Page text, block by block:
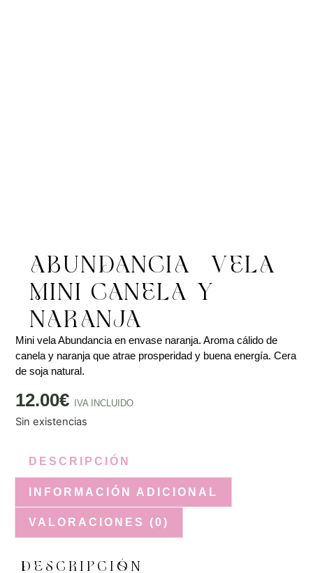
ABUNDANCIA – VELA
MINI CANELA Y
NARANJA
Mini vela Abundancia en envase naranja. Aroma cálido de
canela y naranja que atrae prosperidad y buena energía. Cera
de soja natural.
12.00€ IVA INCLUIDO
Sin existencias
DESCRIPCIÓN
INFORMACIÓN ADICIONAL
VALORACIONES (0)
DESCRIPCIÓN